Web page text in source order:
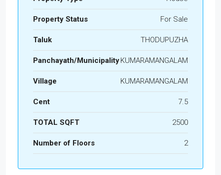
Property Status For Sale
Taluk THODUPUZHA
Panchayath/MunicipalityKUMARAMANGALAM
Village KUMARAMANGALAM
Cent 7.5
TOTAL SQFT 2500
Number of Floors 2